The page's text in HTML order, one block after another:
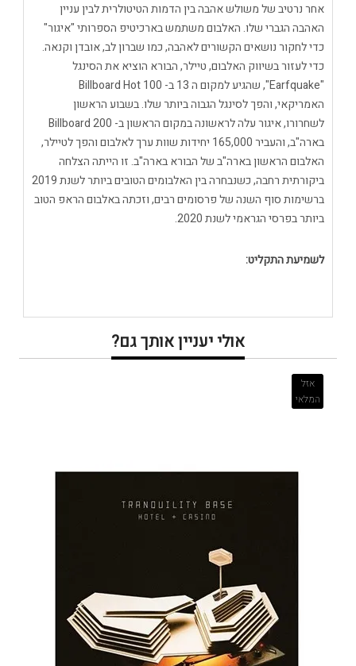
אחר נרטיב של משולש אהבה בין הדמות הטיטולרית לבין עניין
האהבה הגברי שלו. האלבום משתמש בארכיטיפ הספרותי "איגור"
כדי לחקור נושאים הקשורים לאהבה, כמו שברון לב, אובדן וקנאה.
כדי לעזור בשיווק האלבום, טיילר, הבורא הוציא את הסינגל
"Earfquake", שהגיע למקום ה 13 ב- Billboard Hot 100
האמריקאי, והפך לסינגל הגבוה ביותר שלו. בשבוע הראשון
לשחרורו, איגור עלה לראשונה במקום הראשון ב- Billboard 200
בארה"ב, והעביר 165,000 יחידות שוות ערך לאלבום והפך לטיילר,
האלבום הראשון בארה"ב של הבורא בארה"ב. זו הייתה הצלחה
ביקורתית רחבה, כשנבחרה בין האלבומים הטובים ביותר לשנת 2019
ברשימות סוף השנה של פרסומים רבים, וזכתה באלבום הראפ הטוב
ביותר בפרסי הגראמי לשנת 2020.
לשמיעת התקליט:
אולי יעניין אותך גם?
אזל
המלאי